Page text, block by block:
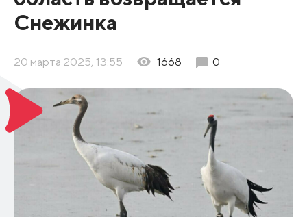
Снежинка
20 марта 2025, 13:55 1668 0